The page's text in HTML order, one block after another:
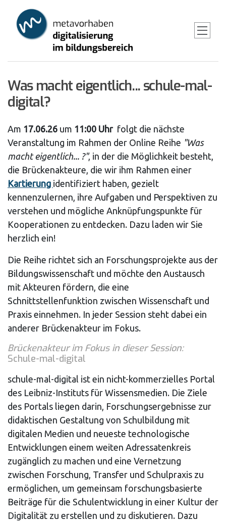
main
Was macht eigentlich... schule-mal-
digital?
Am 17.06.26 um 11:00 Uhr folgt die nächste
Veranstaltung im Rahmen der Online Reihe "Was
macht eigentlich... ?", in der die Möglichkeit besteht,
die Brückenakteure, die wir ihm Rahmen einer
Kartierung identifiziert haben, gezielt
kennenzulernen, ihre Aufgaben und Perspektiven zu
verstehen und mögliche Anknüpfungspunkte für
Kooperationen zu entdecken. Dazu laden wir Sie
herzlich ein!
Die Reihe richtet sich an Forschungsprojekte aus der
Bildungswissenschaft und möchte den Austausch
mit Akteuren fördern, die eine
Schnittstellenfunktion zwischen Wissenschaft und
Praxis einnehmen. In jeder Session steht dabei ein
anderer Brückenakteur im Fokus.
Brückenakteur im Fokus in dieser Session:
Schule-mal-digital
schule-mal-digital ist ein nicht-kommerzielles Portal
des Leibniz-Instituts für Wissensmedien. Die Ziele
des Portals liegen darin, Forschungsergebnisse zur
didaktischen Gestaltung von Schulbildung mit
digitalen Medien und neueste technologische
Entwicklungen einem weiten Adressatenkreis
zugänglich zu machen und eine Vernetzung
zwischen Forschung, Transfer und Schulpraxis zu
ermöglichen, um gemeinsam forschungsbasierte
Beiträge für die Schulentwicklung in einer Kultur der
Digitalität zu erstellen und zu diskutieren. Dazu